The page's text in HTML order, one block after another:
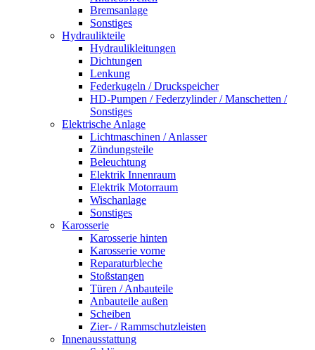
Bremsanlage
Sonstiges
Hydraulikteile
Hydraulikleitungen
Dichtungen
Lenkung
Federkugeln / Druckspeicher
HD-Pumpen / Federzylinder / Manschetten /
Sonstiges
Elektrische Anlage
Lichtmaschinen / Anlasser
Zündungsteile
Beleuchtung
Elektrik Innenraum
Elektrik Motorraum
Wischanlage
Sonstiges
Karosserie
Karosserie hinten
Karosserie vorne
Reparaturbleche
Stoßstangen
Türen / Anbauteile
Anbauteile außen
Scheiben
Zier- / Rammschutzleisten
Innenausstattung